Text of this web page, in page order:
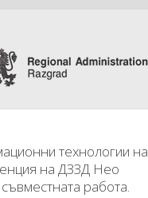
технологии на
на ДЗЗД Нео
работа.